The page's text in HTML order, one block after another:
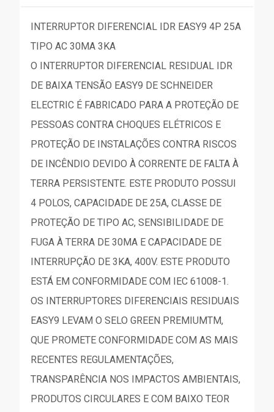
INTERRUPTOR DIFERENCIAL IDR EASY9 4P 25A
TIPO AC 30MA 3KA
O INTERRUPTOR DIFERENCIAL RESIDUAL IDR
DE BAIXA TENSÃO EASY9 DE SCHNEIDER
ELECTRIC É FABRICADO PARA A PROTEÇÃO DE
PESSOAS CONTRA CHOQUES ELÉTRICOS E
PROTEÇÃO DE INSTALAÇÕES CONTRA RISCOS
DE INCÊNDIO DEVIDO À CORRENTE DE FALTA À
TERRA PERSISTENTE. ESTE PRODUTO POSSUI
4 POLOS, CAPACIDADE DE 25A, CLASSE DE
PROTEÇÃO DE TIPO AC, SENSIBILIDADE DE
FUGA À TERRA DE 30MA E CAPACIDADE DE
INTERRUPÇÃO DE 3KA, 400V. ESTE PRODUTO
ESTÁ EM CONFORMIDADE COM IEC 61008-1.
OS INTERRUPTORES DIFERENCIAIS RESIDUAIS
EASY9 LEVAM O SELO GREEN PREMIUMTM,
QUE PROMETE CONFORMIDADE COM AS MAIS
RECENTES REGULAMENTAÇÕES,
TRANSPARÊNCIA NOS IMPACTOS AMBIENTAIS,
PRODUTOS CIRCULARES E COM BAIXO TEOR